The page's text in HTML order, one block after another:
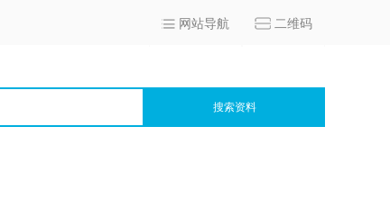
网站导航 二维码
搜索资料